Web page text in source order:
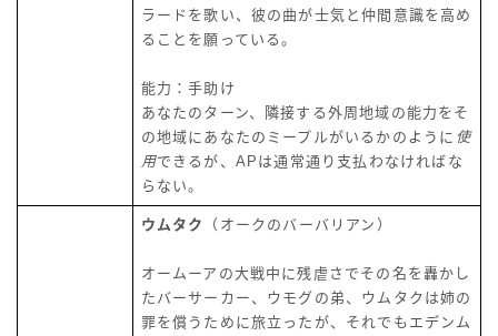
ラードを歌い、彼の曲が士気と仲間意識を高め
ることを願っている。
能力：手助け
あなたのターン、隣接する外周地域の能力をそ
の地域にあなたのミープルがいるかのように 使
用できるが、APは通常通り支払わなければな
らない。
ウムタク （オークのバーバリアン）
オームーアの大戦中に残虐さでその名を轟かし
たバーサーカー、ウモグの弟、ウムタクは姉の
罪を償うために旅立ったが、それでもエデンム